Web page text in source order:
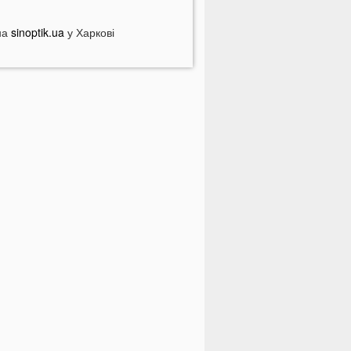
16 місяців вважали зниклим
Захід України пішов під воду
sinoptik.uaу Харкові